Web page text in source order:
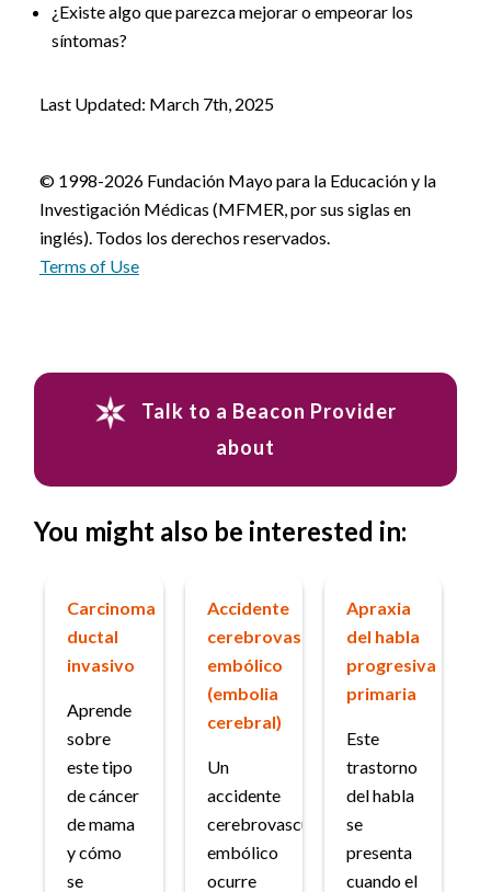
¿Existe algo que parezca mejorar o empeorar los
síntomas?
Last Updated: March 7th, 2025
© 1998-2026 Fundación Mayo para la Educación y la
Investigación Médicas (MFMER, por sus siglas en
inglés). Todos los derechos reservados.
Terms of Use
Talk to a Beacon Provider
about
You might also be interested in:
Carcinoma
ductal
invasivo
Aprende
sobre
este tipo
de cáncer
de mama
y cómo
se
Accidente
cerebrovascular
embólico
(embolia
cerebral)
Un
accidente
cerebrovascular
embólico
ocurre
Apraxia
del habla
progresiva
primaria
Este
trastorno
del habla
se
presenta
cuando el